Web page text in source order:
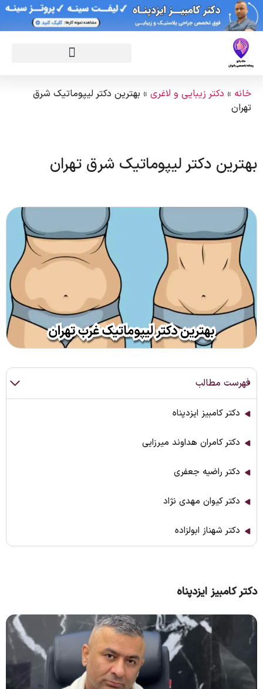
خانه » دکتر زیبایی و لاغری » بهترین دکتر لیپوماتیک شرق
تهران
بهترین دکتر لیپوماتیک شرق تهران
فهرست مطالب
دکتر کامبیز ایزدپناه
دکتر کامران هداوند میرزایی
دکتر راضیه جعفری
دکتر کیوان مهدی نژاد
دکتر شهناز ابولزاده
دکتر کامبیز ایزدپناه